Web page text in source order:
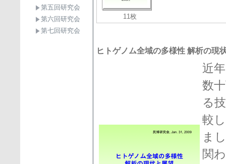
第五回研究会
第六回研究会
第七回研究会
11枚
ヒトゲノム全域の多様性 解析の現
近
数
る
較
ま
関